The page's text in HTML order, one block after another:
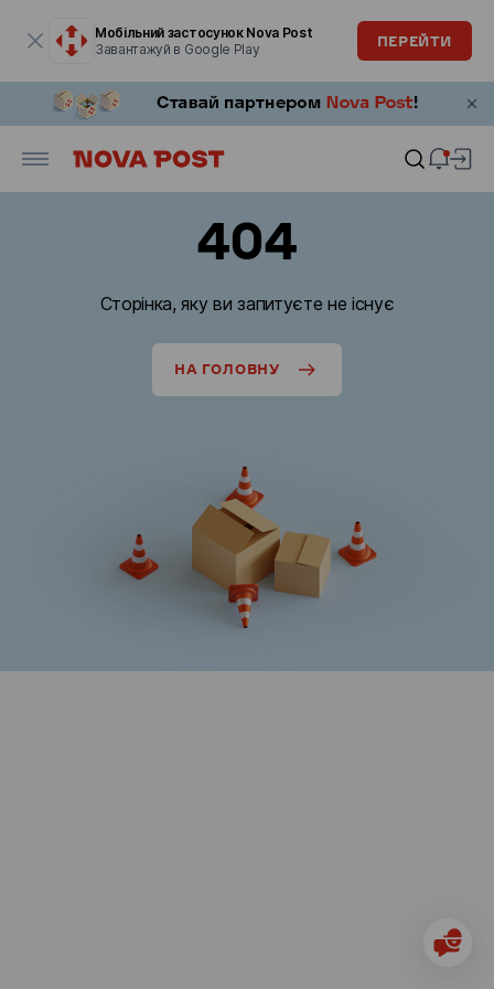
Мобільний застосунок Nova Post
Завантажуй в Google Play
ПЕРЕЙТИ
404
Сторінка, яку ви запитуєте не існує
НА ГОЛОВНУ